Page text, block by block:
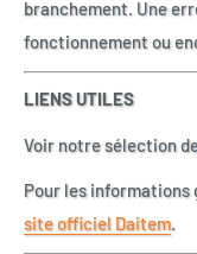
branchement. Une
fonctionnement ou
LIENS UTILES
Voir notre sélection
Pour les informations
site officiel Daitem.